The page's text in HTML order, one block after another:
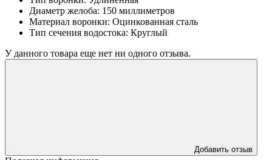
Диаметр желоба: 150 миллиметров
Материал воронки: Оцинкованная сталь
Тип сечения водостока: Круглый
У данного товара еще нет ни одного отзыва.
Добавить отзыв